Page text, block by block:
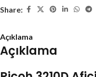
Share:
Açıklama
Açıklama